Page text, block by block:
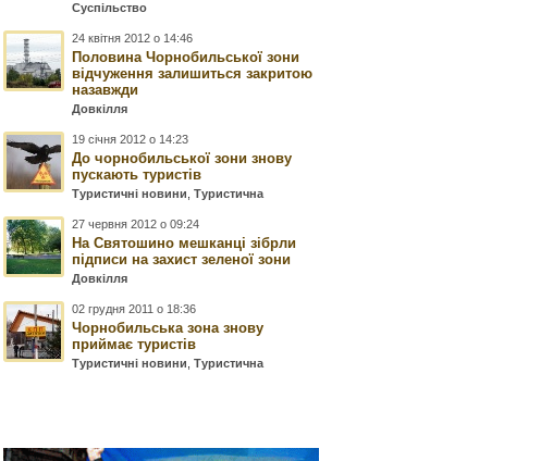
Суспільство
24 квітня 2012 о 14:46
Половина Чорнобильської зони
відчуження залишиться закритою
назавжди
Довкілля
19 січня 2012 о 14:23
До чорнобильської зони знову
пускають туристів
Туристичні новини ,Туристична
27 червня 2012 о 09:24
На Святошино мешканці зібрли
підписи на захист зеленої зони
Довкілля
02 грудня 2011 о 18:36
Чорнобильська зона знову
приймає туристів
Туристичні новини ,Туристична